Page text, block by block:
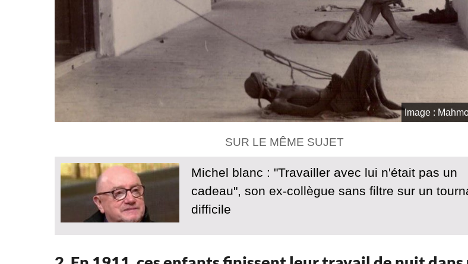
Image :
SUR LE MÊME SUJET
Michel blanc : "Travailler avec lui n'était pas un
cadeau", son ex-collègue sans filtre sur un
difficile